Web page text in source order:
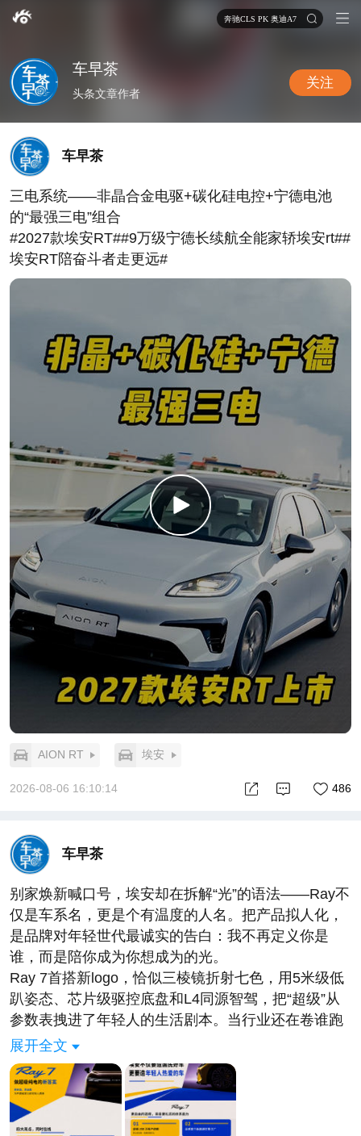
奔驰CLS PK 奥迪A7
车早茶
头条文章作者
关注
车早茶
三电系统——非晶合金电驱+碳化硅电控+宁德电池
的“最强三电”组合
#2027款埃安RT##9万级宁德长续航全能家轿埃安rt##
埃安RT陪奋斗者走更远#
AION RT 埃安
2026-08-06 16:10:14 486
车早茶
别家焕新喊口号，埃安却在拆解“光”的语法——Ray不
仅是车系名，更是个有温度的人名。把产品拟人化，
是品牌对年轻世代最诚实的告白：我不再定义你是
谁，而是陪你成为你想成为的光。
Ray 7首搭新logo，恰似三棱镜折射七色，用5米级低
趴姿态、芯片级驱控底盘和L4同源智驾，把“超级”从
参数表拽进了年轻人的生活剧本。当行业还在卷谁跑
得快，埃安已切换赛道：卷谁更懂你奔赴热爱的每一
个瞬间。
真正的年轻化，不是迎合，是共谋。这一次，埃安把
方向盘交给了光。
#埃安第十年 ##埃安发布全新车系Ray##年轻人热爱
展开全文